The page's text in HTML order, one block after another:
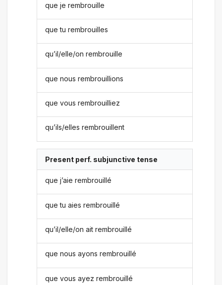
que je rembrouille
que tu rembrouilles
qu’il/elle/on rembrouille
que nous rembrouillions
que vous rembrouilliez
qu’ils/elles rembrouillent
Present perf. subjunctive tense
que j’aie rembrouillé
que tu aies rembrouillé
qu’il/elle/on ait rembrouillé
que nous ayons rembrouillé
que vous ayez rembrouillé